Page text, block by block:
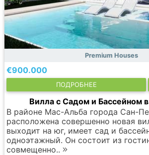
Premium Houses
€900.000
ПОДРОБНЕЕ
Вилла с Садом и Бассейном
В районе Мас-Альба города Сан-
расположена совершенно новая
выходит на юг, имеет сад и
одноэтажный. Он состоит из
совмещенно..